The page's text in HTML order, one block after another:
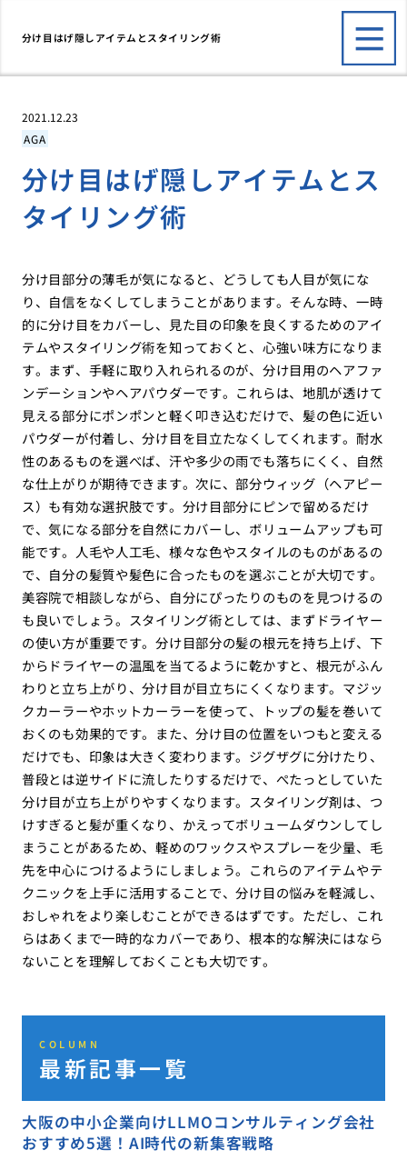
分け目はげ隠しアイテムとスタイリング術
2021.12.23
AGA
分け目はげ隠しアイテムとス
タイリング術
分け目部分の薄毛が気になると、どうしても人目が気にな
り、自信をなくしてしまうことがあります。そんな時、一時
的に分け目をカバーし、見た目の印象を良くするためのアイ
テムやスタイリング術を知っておくと、心強い味方になりま
す。まず、手軽に取り入れられるのが、分け目用のヘアファ
ンデーションやヘアパウダーです。これらは、地肌が透けて
見える部分にポンポンと軽く叩き込むだけで、髪の色に近い
パウダーが付着し、分け目を目立たなくしてくれます。耐水
性のあるものを選べば、汗や多少の雨でも落ちにくく、自然
な仕上がりが期待できます。次に、部分ウィッグ（ヘアピー
ス）も有効な選択肢です。分け目部分にピンで留めるだけ
で、気になる部分を自然にカバーし、ボリュームアップも可
能です。人毛や人工毛、様々な色やスタイルのものがあるの
で、自分の髪質や髪色に合ったものを選ぶことが大切です。
美容院で相談しながら、自分にぴったりのものを見つけるの
も良いでしょう。スタイリング術としては、まずドライヤー
の使い方が重要です。分け目部分の髪の根元を持ち上げ、下
からドライヤーの温風を当てるように乾かすと、根元がふん
わりと立ち上がり、分け目が目立ちにくくなります。マジッ
クカーラーやホットカーラーを使って、トップの髪を巻いて
おくのも効果的です。また、分け目の位置をいつもと変える
だけでも、印象は大きく変わります。ジグザグに分けたり、
普段とは逆サイドに流したりするだけで、ぺたっとしていた
分け目が立ち上がりやすくなります。スタイリング剤は、つ
けすぎると髪が重くなり、かえってボリュームダウンしてし
まうことがあるため、軽めのワックスやスプレーを少量、毛
先を中心につけるようにしましょう。これらのアイテムやテ
クニックを上手に活用することで、分け目の悩みを軽減し、
おしゃれをより楽しむことができるはずです。ただし、これ
らはあくまで一時的なカバーであり、根本的な解決にはなら
ないことを理解しておくことも大切です。
COLUMN
最新記事一覧
大阪の中小企業向けLLMOコンサルティング会社
おすすめ5選！AI時代の新集客戦略